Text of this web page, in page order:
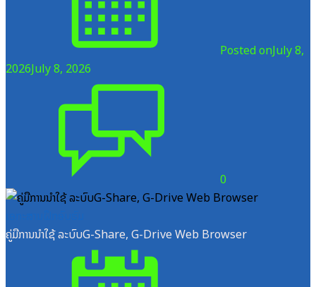
Posted onJuly 8,
2026July 8, 2026
0
ຄູ່ມືການນຳໃຊ້ ລະບົບG-Share, G-Drive Web Browser